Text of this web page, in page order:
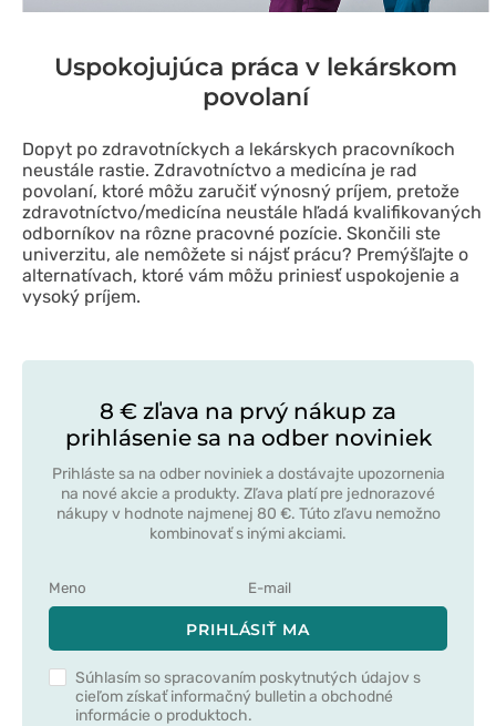
Uspokojujúca práca v lekárskom
povolaní
Dopyt po zdravotníckych a lekárskych pracovníkoch
neustále rastie. Zdravotníctvo a medicína je rad
povolaní, ktoré môžu zaručiť výnosný príjem, pretože
zdravotníctvo/medicína neustále hľadá kvalifikovaných
odborníkov na rôzne pracovné pozície. Skončili ste
univerzitu, ale nemôžete si nájsť prácu? Premýšľajte o
alternatívach, ktoré vám môžu priniesť uspokojenie a
vysoký príjem.
8 € zľava na prvý nákup za
prihlásenie sa na odber noviniek
Prihláste sa na odber noviniek a dostávajte upozornenia
na nové akcie a produkty. Zľava platí pre jednorazové
nákupy v hodnote najmenej 80 €. Túto zľavu nemožno
kombinovať s inými akciami.
PRIHLÁSIŤ MA
Súhlasím so spracovaním poskytnutých údajov s
cieľom získať informačný bulletin a obchodné
informácie o produktoch.